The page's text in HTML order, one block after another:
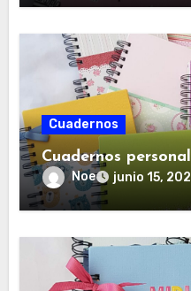
Cuadernos
Cuadernos
Noe junio 15,